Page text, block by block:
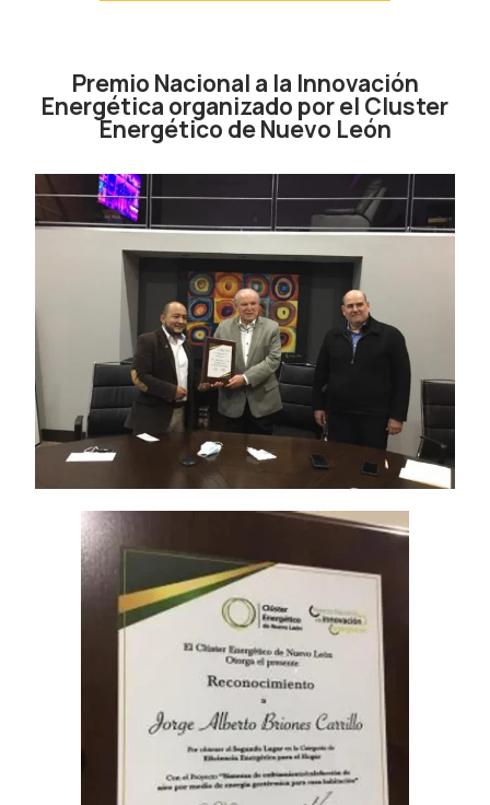
Premio Nacional a la Innovación
Energética organizado por el Cluster
Energético de Nuevo León